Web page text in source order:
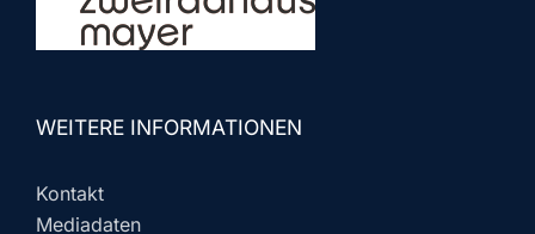
WEITERE INFORMATIONEN
Kontakt
Mediadaten